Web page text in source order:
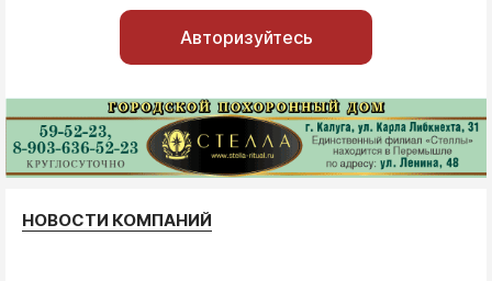
Авторизуйтесь
НОВОСТИ КОМПАНИЙ